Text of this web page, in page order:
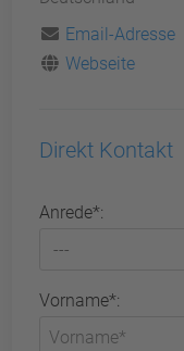
Email-Adresse
Webseite
Direkt Kontakt
Anrede*:
Vorname*: